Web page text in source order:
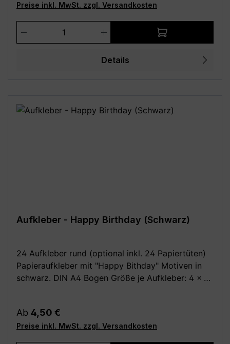
Vorteile: - Kauf direkt vom Hersteller (Made in
Germany) - Einfach und schnell anzubringen
Achtung: Da alle unsere Bilder Fotomontagen sind,
wird das Motiv evtl. nicht in der richtigen Größe
angezeigt! Die Fotomontagen dienen
Preise inkl. MwSt. zzgl. Versandkosten
Produkt Anzahl: Gib den
Details
Aufkleber - Happy Birthday (Schwarz)
24 Aufkleber rund (optional inkl. 24 Papiertüten)
Papieraufkleber mit "Happy Bithday" Motiven in
schwarz. DIN A4 Bogen Größe je Aufkleber: 4 x 4
0,5 kg) aus Natron, außen leicht beschichtet Deine
Vorteile: - Kauf direkt vom Hersteller (Made in
Germany) - Einfach und schnell anzubringen
Regulärer Preis:
Ab 4,50 €
Preise inkl. MwSt. zzgl. Versandkosten